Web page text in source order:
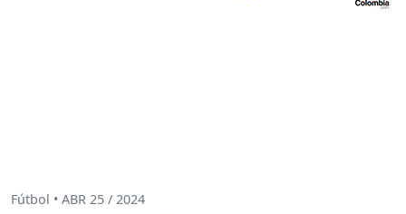
Fútbol • ABR 25 / 2024